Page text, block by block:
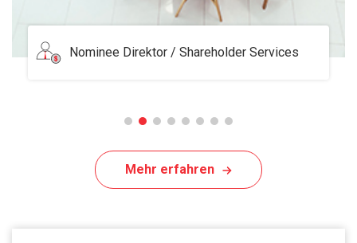
Serviced Office
Mehr erfahren